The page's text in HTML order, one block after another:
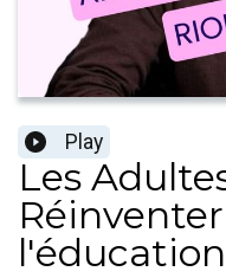
Play
Les
l'éducation